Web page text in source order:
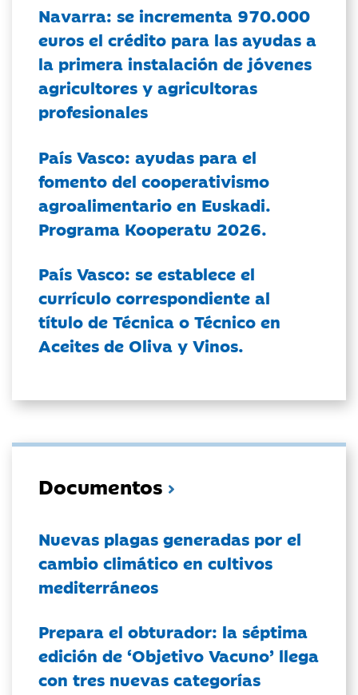
Navarra: se incrementa 970.000
euros el crédito para las ayudas a
la primera instalación de jóvenes
agricultores y agricultoras
profesionales
País Vasco: ayudas para el
fomento del cooperativismo
agroalimentario en Euskadi.
Programa Kooperatu 2026.
País Vasco: se establece el
currículo correspondiente al
título de Técnica o Técnico en
Aceites de Oliva y Vinos.
Documentos
Nuevas plagas generadas por el
cambio climático en cultivos
mediterráneos
Prepara el obturador: la séptima
edición de ‘Objetivo Vacuno’ llega
con tres nuevas categorías